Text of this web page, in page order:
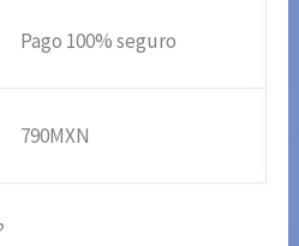
Pago 100% seguro
790MXN